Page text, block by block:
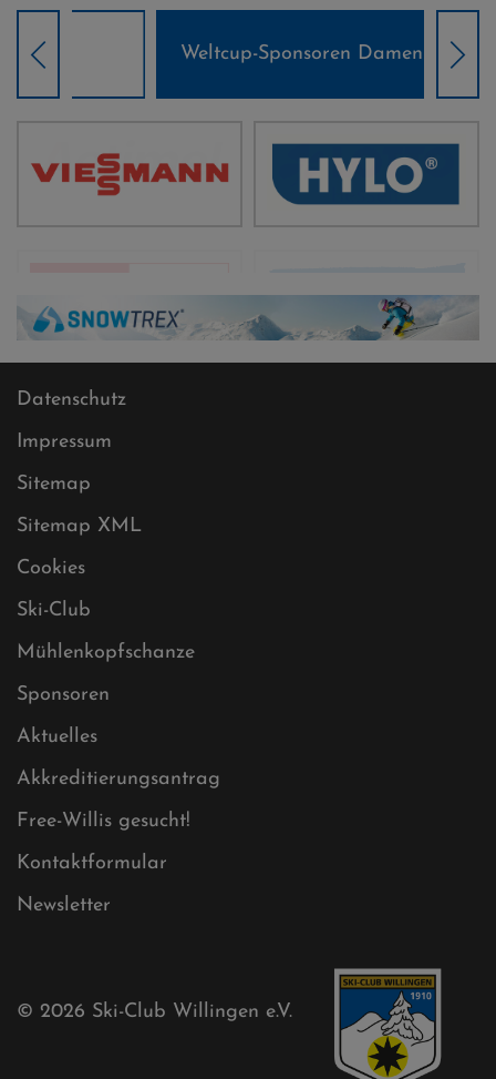
Weltcup-Sponsoren Damen
Datenschutz
Impressum
Sitemap
Sitemap XML
Cookies
Ski-Club
Mühlenkopfschanze